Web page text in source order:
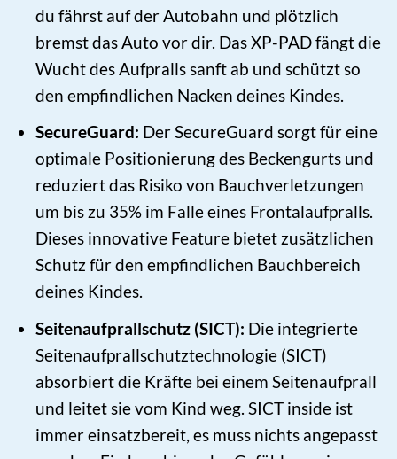
du fährst auf der Autobahn und plötzlich
bremst das Auto vor dir. Das XP-PAD fängt die
Wucht des Aufpralls sanft ab und schützt so
den empfindlichen Nacken deines Kindes.
SecureGuard: Der SecureGuard sorgt für eine
optimale Positionierung des Beckengurts und
reduziert das Risiko von Bauchverletzungen
um bis zu 35% im Falle eines Frontalaufpralls.
Dieses innovative Feature bietet zusätzlichen
Schutz für den empfindlichen Bauchbereich
deines Kindes.
Seitenaufprallschutz (SICT): Die integrierte
Seitenaufprallschutztechnologie (SICT)
absorbiert die Kräfte bei einem Seitenaufprall
und leitet sie vom Kind weg. SICT inside ist
immer einsatzbereit, es muss nichts angepasst